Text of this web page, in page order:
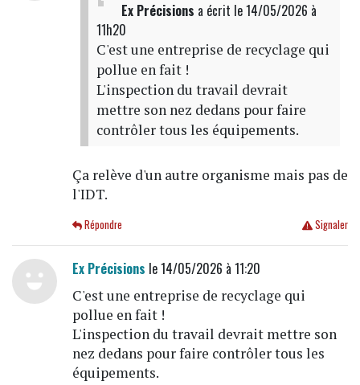
Ex Précisions a écrit le 14/05/2026 à
11h20
C'est une entreprise de recyclage qui
pollue en fait !
L'inspection du travail devrait
mettre son nez dedans pour faire
contrôler tous les équipements.
Ça relève d'un autre organisme mais pas de
l'IDT.
Signaler
Répondre
Ex Précisions le 14/05/2026 à 11:20
C'est une entreprise de recyclage qui
pollue en fait !
L'inspection du travail devrait mettre son
nez dedans pour faire contrôler tous les
équipements.